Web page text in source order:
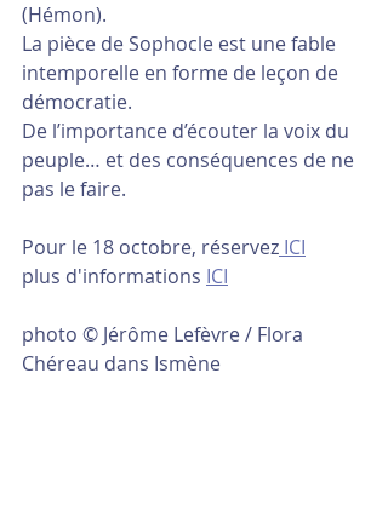
(Hémon).
La pièce de Sophocle est une fable
intemporelle en forme de leçon de
démocratie.
De l’importance d’écouter la voix du
peuple… et des conséquences de ne
pas le faire.
Pour le 18 octobre, réservez ICI
plus d'informations ICI
photo © Jérôme Lefèvre / Flora
Chéreau dans Ismène